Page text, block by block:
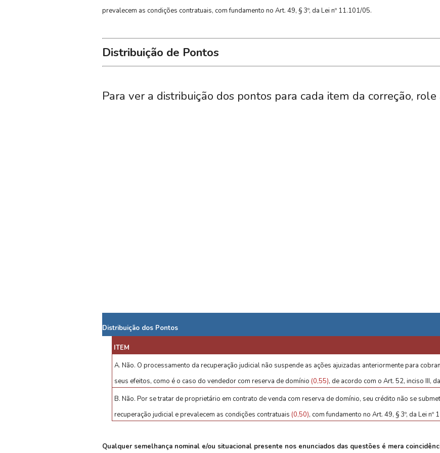
prevalecem as condições contratuais, com fundamento no Art. 49, § 3º, da Lei nº 11.101/05.
Distribuição de Pontos
Para ver a distribuição dos pontos para cada item da correção,
Distribuição dos Pontos
ITEM
A. Não. O processamento da recuperação judicial não suspende as ações ajuizadas anteriormente para
seus efeitos, como é o caso do vendedor com reserva de domínio(0,55), de acordo com o Art. 52, inciso III,
B. Não. Por se tratar de proprietário em contrato de venda com reserva de domínio, seu crédito não se
recuperação judicial e prevalecem as condições contratuais (0,50), com fundamento no Art. 49, § 3º, da Lei
Qualquer semelhança nominal e/ou situacional presente nos enunciados das questões é mera